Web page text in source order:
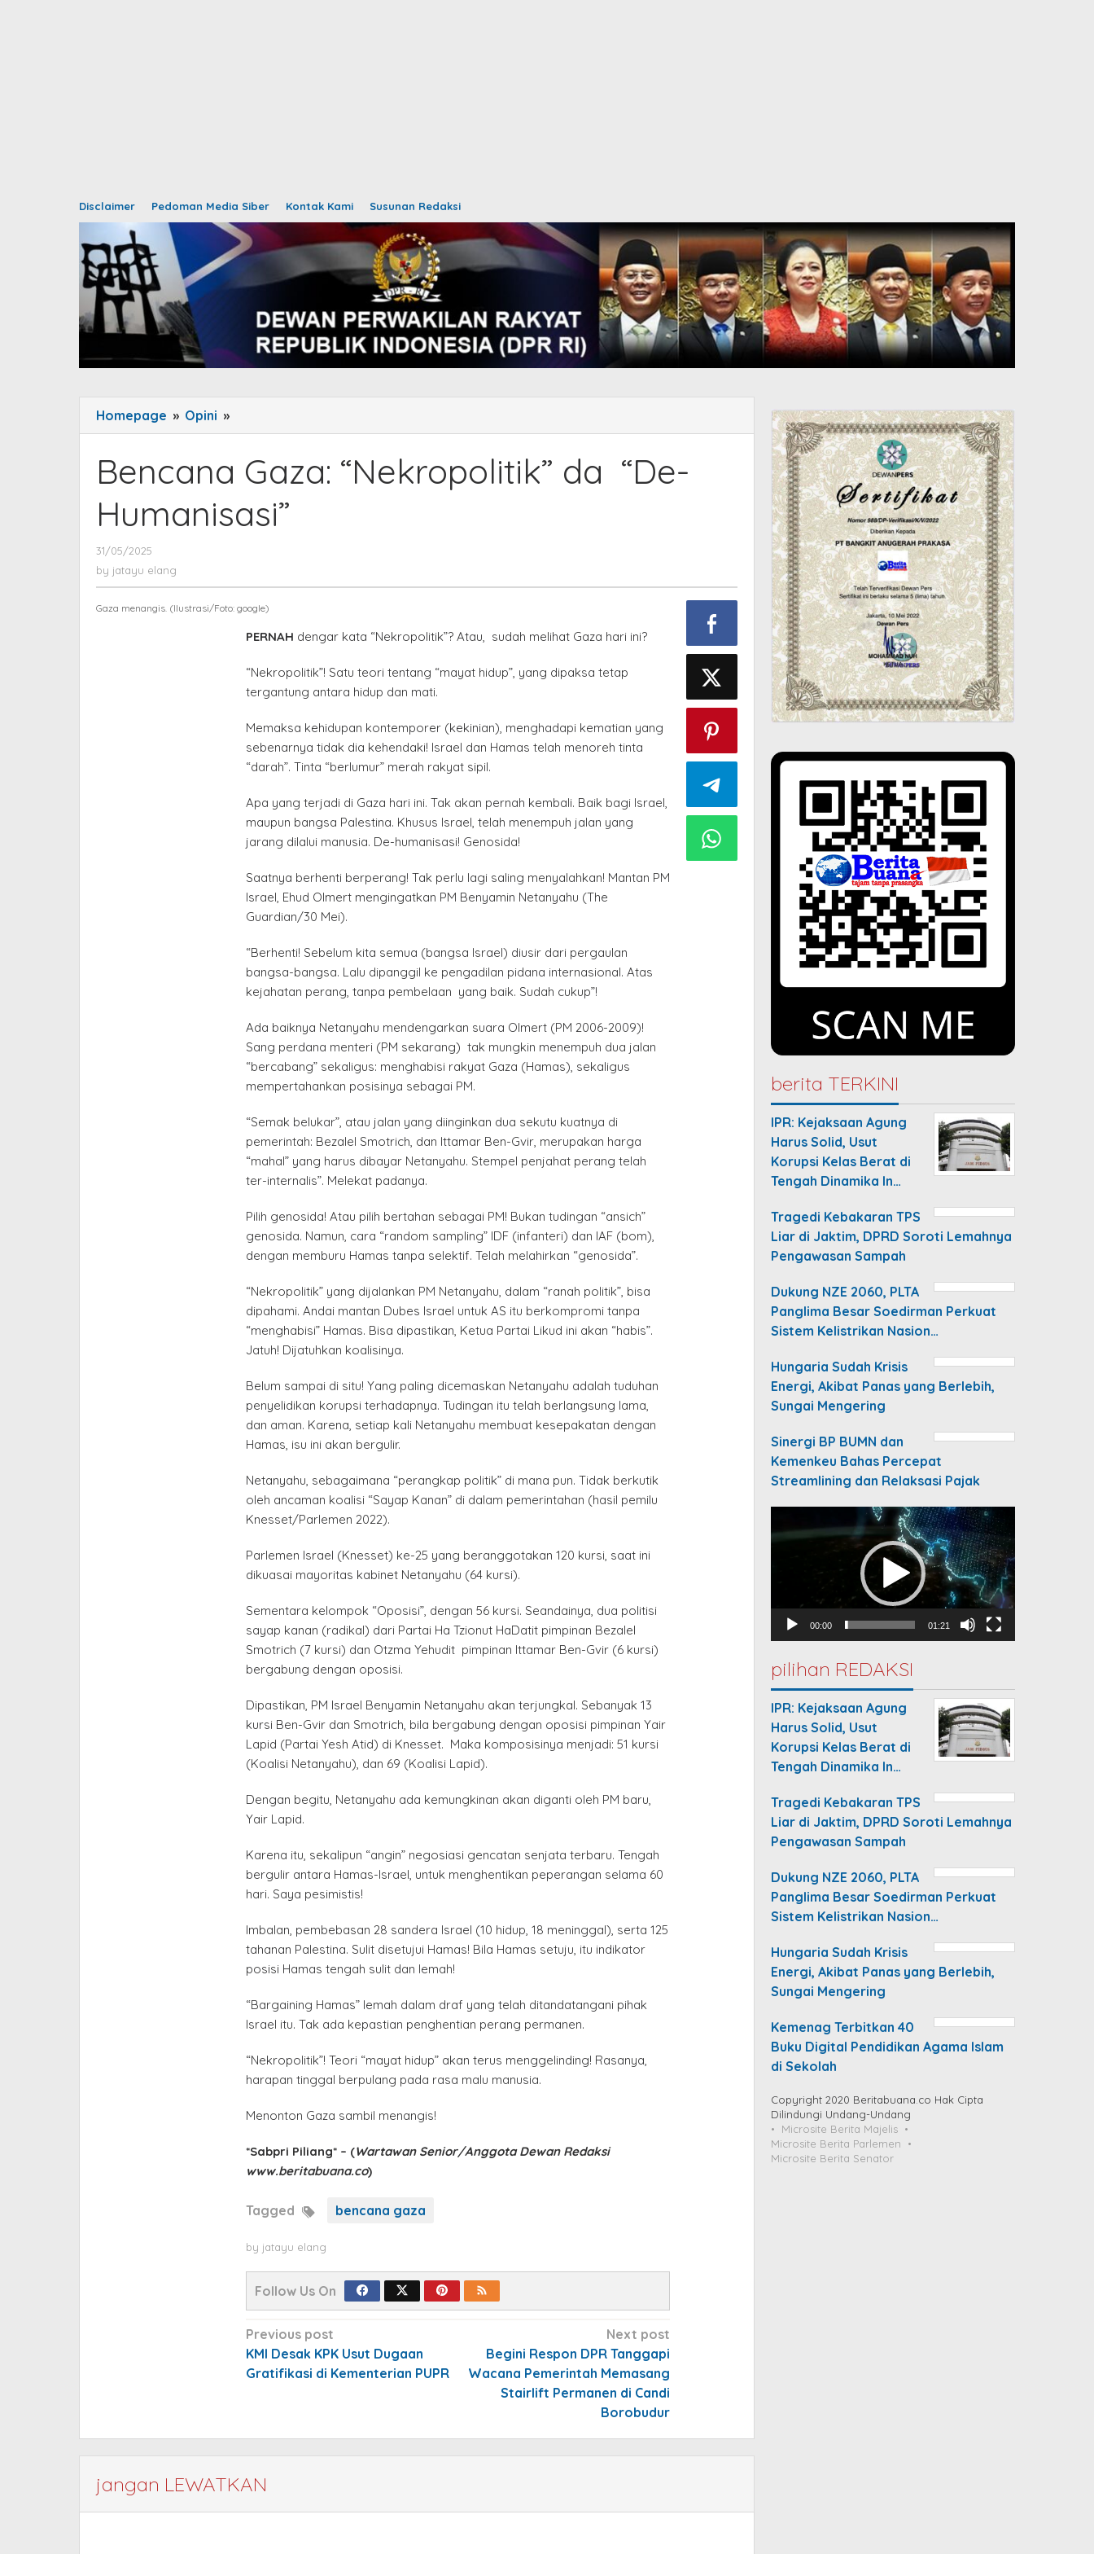
Disclaimer Pedoman Media Siber Kontak Kami Susunan Redaksi
Homepage » Opini »
Gaza:
da
Humanisasi"
Bencana Gaza: “Nekropolitik” da “De-
Humanisasi”
31/05/2025
jatayu
by jatayu elang
Gaza menangis. (Ilustrasi/Foto: google)
PERNAH dengar kata “Nekropolitik”? Atau, sudah melihat Gaza hari ini?
“Nekropolitik”! Satu teori tentang “mayat hidup”, yang dipaksa tetap
tergantung antara hidup dan mati.
Memaksa kehidupan kontemporer (kekinian), menghadapi kematian yang
sebenarnya tidak dia kehendaki! Israel dan Hamas telah menoreh tinta
“darah”. Tinta “berlumur” merah rakyat sipil.
Apa yang terjadi di Gaza hari ini. Tak akan pernah kembali. Baik bagi Israel,
maupun bangsa Palestina. Khusus Israel, telah menempuh jalan yang
jarang dilalui manusia. De-humanisasi! Genosida!
Saatnya berhenti berperang! Tak perlu lagi saling menyalahkan! Mantan PM
Israel, Ehud Olmert mengingatkan PM Benyamin Netanyahu (The
Guardian/30 Mei).
“Berhenti! Sebelum kita semua (bangsa Israel) diusir dari pergaulan
bangsa-bangsa. Lalu dipanggil ke pengadilan pidana internasional. Atas
kejahatan perang, tanpa pembelaan yang baik. Sudah cukup”!
Ada baiknya Netanyahu mendengarkan suara Olmert (PM 2006-2009)!
Sang perdana menteri (PM sekarang) tak mungkin menempuh dua jalan
“bercabang” sekaligus: menghabisi rakyat Gaza (Hamas), sekaligus
mempertahankan posisinya sebagai PM.
“Semak belukar”, atau jalan yang diinginkan dua sekutu kuatnya di
pemerintah: Bezalel Smotrich, dan Ittamar Ben-Gvir, merupakan harga
“mahal” yang harus dibayar Netanyahu. Stempel penjahat perang telah
ter-internalis”. Melekat padanya.
Pilih genosida! Atau pilih bertahan sebagai PM! Bukan tudingan “ansich”
genosida. Namun, cara “random sampling” IDF (infanteri) dan IAF (bom),
dengan memburu Hamas tanpa selektif. Telah melahirkan “genosida”.
“Nekropolitik” yang dijalankan PM Netanyahu, dalam “ranah politik”, bisa
dipahami. Andai mantan Dubes Israel untuk AS itu berkompromi tanpa
“menghabisi” Hamas. Bisa dipastikan, Ketua Partai Likud ini akan “habis”.
Jatuh! Dijatuhkan koalisinya.
Belum sampai di situ! Yang paling dicemaskan Netanyahu adalah tuduhan
penyelidikan korupsi terhadapnya. Tudingan itu telah berlangsung lama,
dan aman. Karena, setiap kali Netanyahu membuat kesepakatan dengan
Hamas, isu ini akan bergulir.
Netanyahu, sebagaimana “perangkap politik” di mana pun. Tidak berkutik
oleh ancaman koalisi “Sayap Kanan” di dalam pemerintahan (hasil pemilu
Knesset/Parlemen 2022).
Parlemen Israel (Knesset) ke-25 yang beranggotakan 120 kursi, saat ini
dikuasai mayoritas kabinet Netanyahu (64 kursi).
Sementara kelompok “Oposisi”, dengan 56 kursi. Seandainya, dua politisi
sayap kanan (radikal) dari Partai Ha Tzionut HaDatit pimpinan Bezalel
Smotrich (7 kursi) dan Otzma Yehudit pimpinan Ittamar Ben-Gvir (6 kursi)
bergabung dengan oposisi.
Dipastikan, PM Israel Benyamin Netanyahu akan terjungkal. Sebanyak 13
kursi Ben-Gvir dan Smotrich, bila bergabung dengan oposisi pimpinan Yair
Lapid (Partai Yesh Atid) di Knesset. Maka komposisinya menjadi: 51 kursi
(Koalisi Netanyahu), dan 69 (Koalisi Lapid).
Dengan begitu, Netanyahu ada kemungkinan akan diganti oleh PM baru,
Yair Lapid.
Karena itu, sekalipun “angin” negosiasi gencatan senjata terbaru. Tengah
bergulir antara Hamas-Israel, untuk menghentikan peperangan selama 60
hari. Saya pesimistis!
Imbalan, pembebasan 28 sandera Israel (10 hidup, 18 meninggal), serta 125
tahanan Palestina. Sulit disetujui Hamas! Bila Hamas setuju, itu indikator
posisi Hamas tengah sulit dan lemah!
“Bargaining Hamas” lemah dalam draf yang telah ditandatangani pihak
Israel itu. Tak ada kepastian penghentian perang permanen.
“Nekropolitik”! Teori “mayat hidup” akan terus menggelinding! Rasanya,
harapan tinggal berpulang pada rasa malu manusia.
Menonton Gaza sambil menangis!
*Sabpri Piliang* – (Wartawan Senior/Anggota Dewan Redaksi
www.beritabuana.co)
Tagged bencana gaza
by jatayu elang
Follow Us On
Post
navigation
Previous post
KMI Desak KPK Usut Dugaan
Gratifikasi di Kementerian PUPR
Next post
Begini Respon DPR Tanggapi
Wacana Pemerintah Memasang
Stairlift Permanen di Candi
Borobudur
jangan LEWATKAN
berita TERKINI
IPR: Kejaksaan Agung
Harus Solid, Usut
Korupsi Kelas Berat di
Tengah Dinamika In…
Tragedi Kebakaran TPS
Liar di Jaktim, DPRD Soroti Lemahnya
Pengawasan Sampah
Dukung NZE 2060, PLTA
Panglima Besar Soedirman Perkuat
Sistem Kelistrikan Nasion…
Hungaria Sudah Krisis
Energi, Akibat Panas yang Berlebih,
Sungai Mengering
Sinergi BP BUMN dan
Kemenkeu Bahas Percepat
Streamlining dan Relaksasi Pajak
Player
00:00 01:21
pilihan REDAKSI
IPR: Kejaksaan Agung
Harus Solid, Usut
Korupsi Kelas Berat di
Tengah Dinamika In…
Tragedi Kebakaran TPS
Liar di Jaktim, DPRD Soroti Lemahnya
Pengawasan Sampah
Dukung NZE 2060, PLTA
Panglima Besar Soedirman Perkuat
Sistem Kelistrikan Nasion…
Hungaria Sudah Krisis
Energi, Akibat Panas yang Berlebih,
Sungai Mengering
Kemenag Terbitkan 40
Buku Digital Pendidikan Agama Islam
di Sekolah
Copyright 2020 Beritabuana.co Hak Cipta
Dilindungi Undang-Undang
Microsite Berita Majelis
Microsite Berita Parlemen
Microsite Berita Senator